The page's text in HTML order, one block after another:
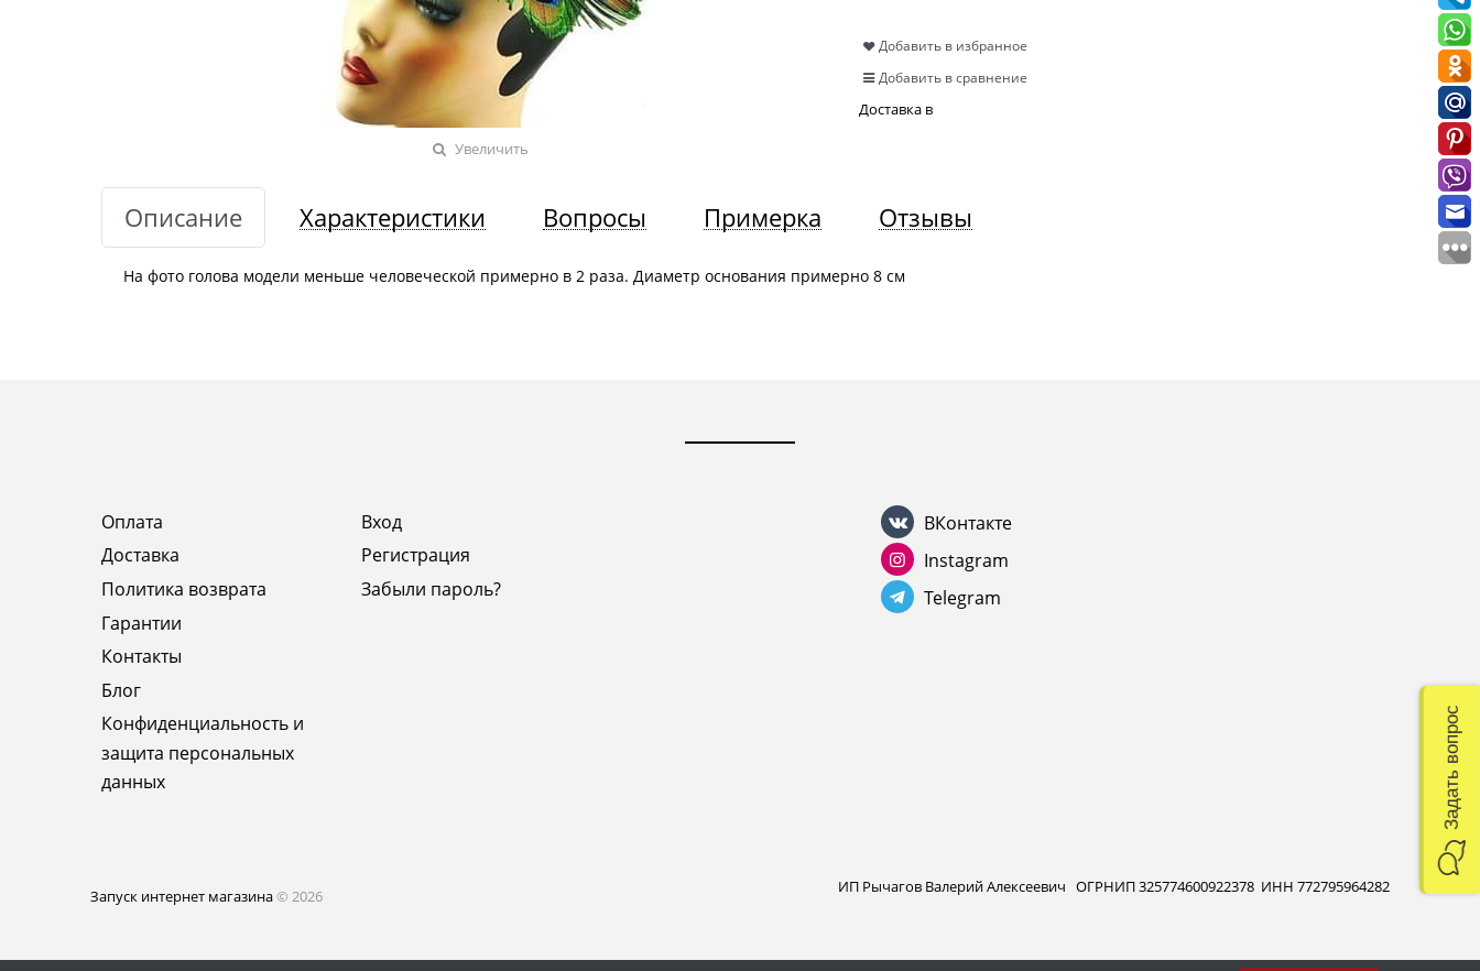
Увеличить
Добавить в избранное
Добавить в сравнение
Доставка в
Описание Характеристики Вопросы Примерка Отзывы
На фото голова модели меньше человеческой примерно в 2 раза. Диаметр основания примерно 8 см
Оплата
Доставка
Политика возврата
Гарантии
Контакты
Блог
Конфиденциальность и
защита персональных
данных
Вход
Регистрация
Забыли пароль?
ВКонтакте
Instagram
Telegram
Запуск интернет магазина© 2026 ИП Рычагов Валерий Алексеевич ОГРНИП 325774600922378 ИНН 772795964282
Задать вопрос